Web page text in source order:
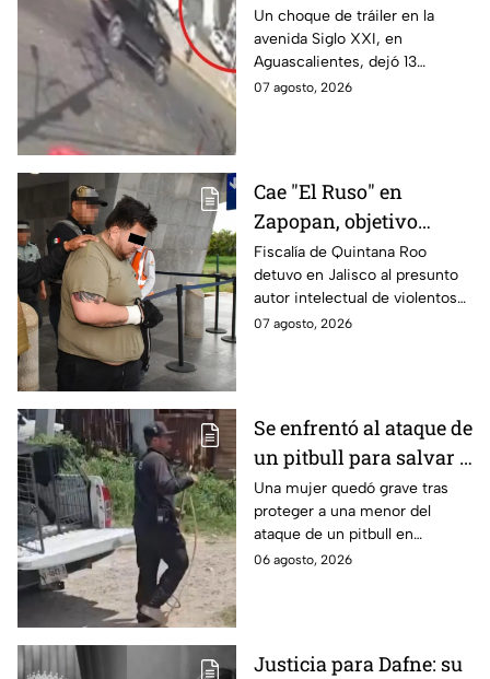
avenida Siglo XXI en
Aguascalientes deja
varios heridos y
destrozos
Un choque de tráiler en la
avenida Siglo XXI, en
Aguascalientes, dejó 13
heridos y varios vehículos
07 agosto, 2026
Cae "El Ruso" en
Zapopan, objetivo
prioritario en Playa del
Carmen
Fiscalía de Quintana Roo
detuvo en Jalisco al presunto
autor intelectual de violentos
ataques en fraccionamientos
07 agosto, 2026
Se enfrentó al ataque de
un pitbull para salvar a
una menor; hoy lucha
por su vida en Zapopan
Una mujer quedó grave tras
proteger a una menor del
ataque de un pitbull en
Zapopan; la víctima sufrió
06 agosto, 2026
Justicia para Dafne: su